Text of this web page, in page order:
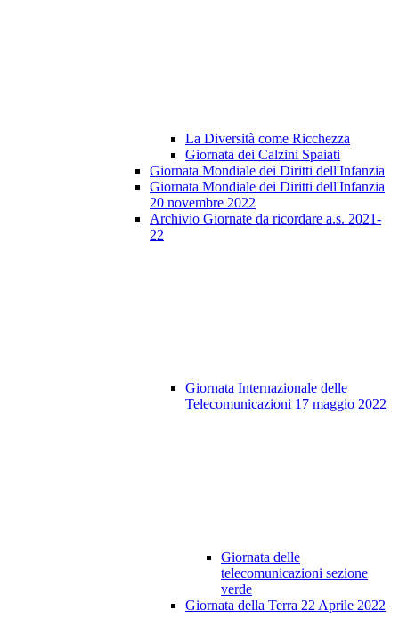
La Diversità come Ricchezza
Giornata dei Calzini Spaiati
Giornata Mondiale dei Diritti dell'Infanzia
Giornata Mondiale dei Diritti dell'Infanzia
20 novembre 2022
Archivio Giornate da ricordare a.s. 2021-
22
Giornata Internazionale delle
Telecomunicazioni 17 maggio 2022
Giornata delle
telecomunicazioni sezione
verde
Giornata della Terra 22 Aprile 2022